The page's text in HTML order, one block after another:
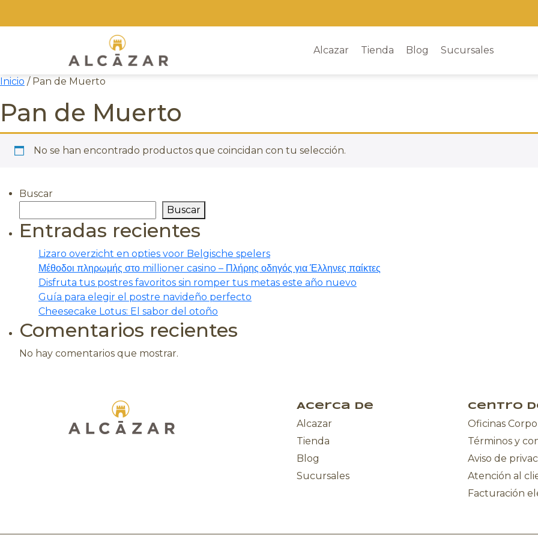
Alcazar Tienda Blog Sucursales
Inicio / Pan de Muerto
Pan de Muerto
No se han encontrado productos que coincidan con tu selección.
Buscar
Buscar
Entradas recientes
Lizaro overzicht en opties voor Belgische spelers
Μέθοδοι πληρωμής στο millioner casino – Πλήρης οδηγός για Έλληνες παίκτες
Disfruta tus postres favoritos sin romper tus metas este año nuevo
Guía para elegir el postre navideño perfecto
Cheesecake Lotus: El sabor del otoño
Comentarios recientes
No hay comentarios que mostrar.
Acerca de
Alcazar
Tienda
Blog
Sucursales
Centro
Oficinas
Términos y
Aviso de
Atención al
Facturación